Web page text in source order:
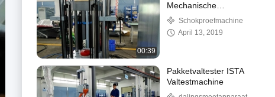
00:39
Mechanische
Schoktestapparatuur
Schokproefmachine
April 13, 2019
Pakketvaltester ISTA
Valtestmachine